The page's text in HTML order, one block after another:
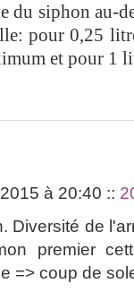
du siphon au-
pour 0,25
et pour 1
à 20:40 ::
Diversité de
premier
=> coup de